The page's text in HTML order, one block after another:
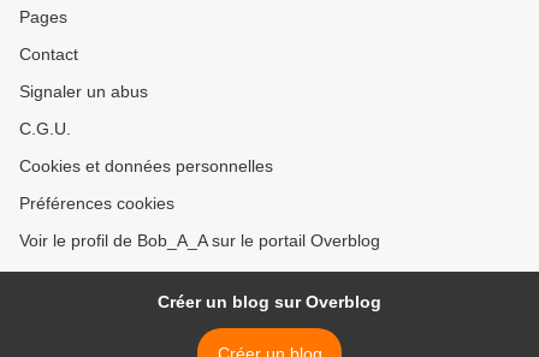
Pages
Contact
Signaler un abus
C.G.U.
Cookies et données personnelles
Préférences cookies
Voir le profil de Bob_A_A sur le portail Overblog
Créer un blog sur Overblog